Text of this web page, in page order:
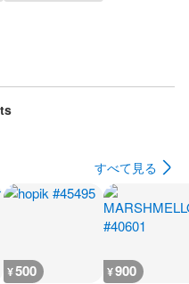
すべて見る
¥500 ¥900